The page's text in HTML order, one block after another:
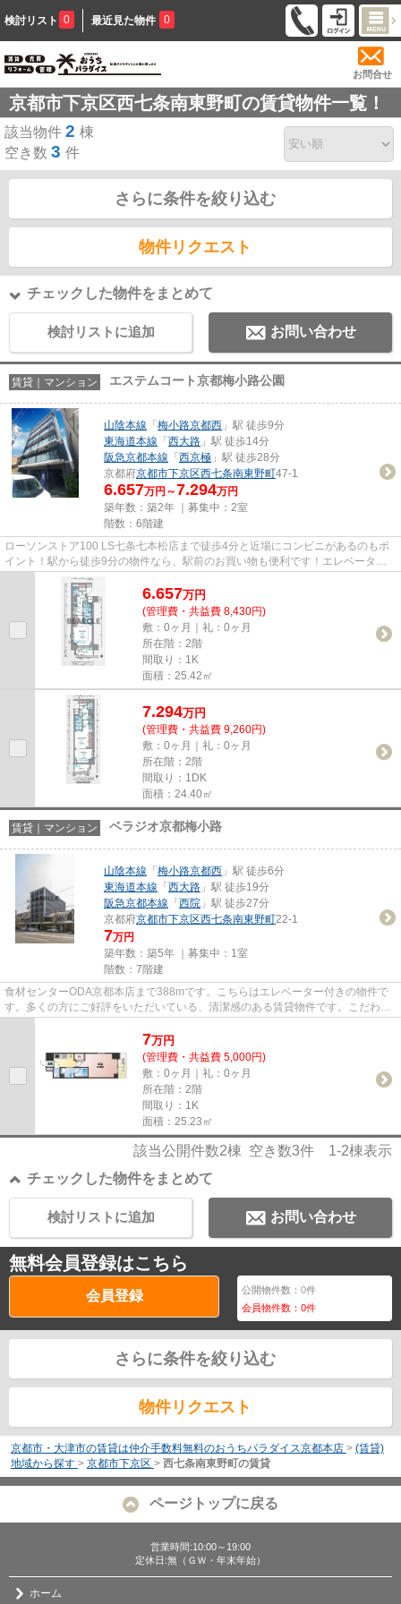
検討リスト 0 最近見た物件 0
お問合せ
京都市下京区西七条南東野町の賃貸物件一覧！
該当物件 2 棟
空き数 3 件
さらに条件を絞り込む
物件リクエスト
チェックした物件をまとめて
検討リストに追加 お問い合わせ
賃貸｜マンション エステムコート京都梅小路公園
山陰本線 「 梅小路京都西 」駅 徒歩9分
東海道本線 「 西大路 」駅 徒歩14分
阪急京都本線 「 西京極 」駅 徒歩28分
京都府京都市下京区西七条南東野町47-1
6.657万円～7.294万円
築年数：築2年 ｜募集中： 2室
階数：6階建
ローソンストア100 LS七条七本松店まで徒歩4分と近場にコンビニがあるのもポ
イント！駅から徒歩9分の物件なら、駅前のお買い物も便利です！エレベーター
付き物件です！ぜひ一度見てい...
6.657万円
(管理費・共益費 8,430円)
敷：0ヶ月｜礼：0ヶ月
所在階：2階
間取り：1K
面積：25.42㎡
7.294万円
(管理費・共益費 9,260円)
敷：0ヶ月｜礼：0ヶ月
所在階：2階
間取り：1DK
面積：24.40㎡
賃貸｜マンション ベラジオ京都梅小路
山陰本線 「 梅小路京都西 」駅 徒歩6分
東海道本線 「 西大路 」駅 徒歩19分
阪急京都本線 「 西院 」駅 徒歩27分
京都府京都市下京区西七条南東野町22-1
7万円
築年数：築5年 ｜募集中： 1室
階数：7階建
食材センターODA京都本店まで388mです。こちらはエレベーター付きの物件で
す。多くの方にご好評をいただいている、清潔感のある賃貸物件です。こだわり
7万円
(管理費・共益費 5,000円)
敷：0ヶ月｜礼：0ヶ月
所在階：2階
間取り：1K
面積：25.23㎡
該当公開件数2棟 空き数3件 1-2棟表示
チェックした物件をまとめて
お問い合わせ
検討リストに追加
無料会員登録はこちら
会員登録 公開物件数：0件
会員物件数：0件
さらに条件を絞り込む
物件リクエスト
京都市・大津市の賃貸は仲介手数料無料のおうちパラダイス京都本店 > (賃貸)
地域から探す > 京都市下京区 > 西七条南東野町の賃貸
ページトップに戻る
営業時間:10:00～19:00
定休日:無（ＧＷ・年末年始）
ホーム